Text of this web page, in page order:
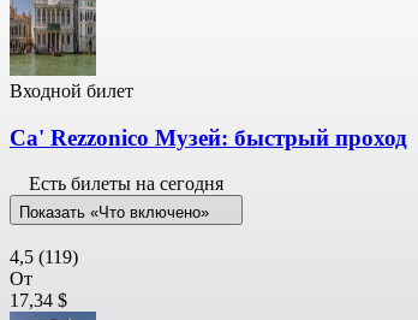
Входной билет
Ca' Rezzonico Музей: быстрый проход
Есть билеты на сегодня
Показать «Что включено»
4,5 (119)
От
17,34 $